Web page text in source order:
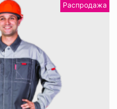
Распродажа